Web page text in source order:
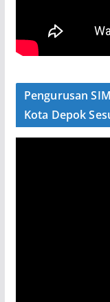
Pengurusan
Kota Depok